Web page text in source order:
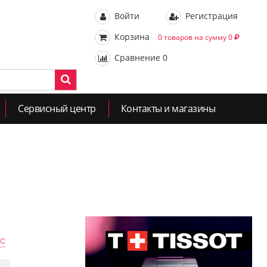
Войти
Регистрация
Корзина
0 товаров на сумму 0
Сравнение 0
Сервисный центр Контакты и магазины